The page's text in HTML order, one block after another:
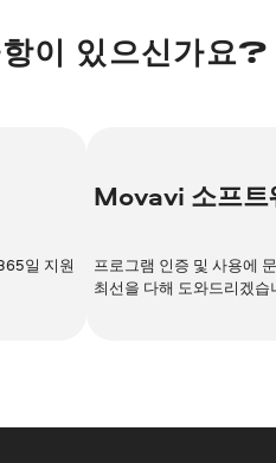
이 있으신가요?
일 지원
Movavi 소프트
프로그램 인증 및 사용에
최선을 다해 도와드리겠습